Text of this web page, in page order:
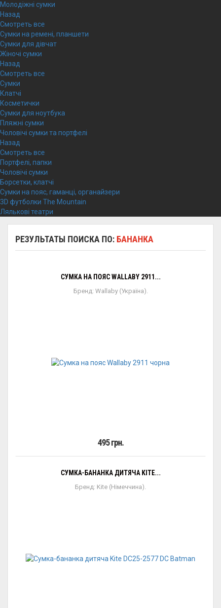
Молодіжні сумки
Назад
Смотреть все
Сумки на ремені, планшети
Сумки для дівчат
Жіночі сумки
Назад
Смотреть все
Сумки
Клатчі
Косметички
Сумки для ноутбука
Пляжні сумки
Чоловічі сумки та портфелі
Назад
Смотреть все
Портфелі, папки
Чоловічі сумки
Борсетки, клатчі
Сумки на пояс, гаманці, органайзери
3D футболки The Mountain
Лялькові театри
РЕЗУЛЬТАТЫ ПОИСКА ПО: БАНАНКА
СУМКА НА ПОЯС WALLABY 2911...
Бренд: Wallaby (Україна).
495 грн.
СУМКА-БАНАНКА ДИТЯЧА KITE...
Бренд: Kite (Німеччина).